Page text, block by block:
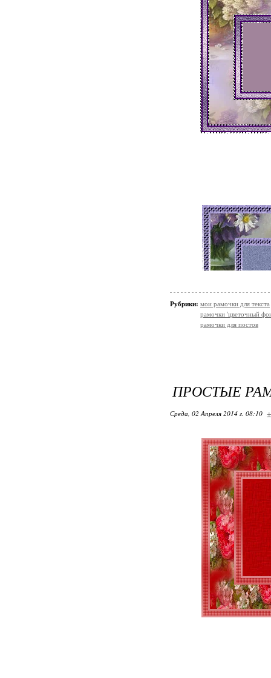
Рубрики: мои рамочки для текста
рамочки 'цветочный
рамочки для постов
ПРОСТЫЕ
Среда, 02 Апреля 2014 г. 08:10